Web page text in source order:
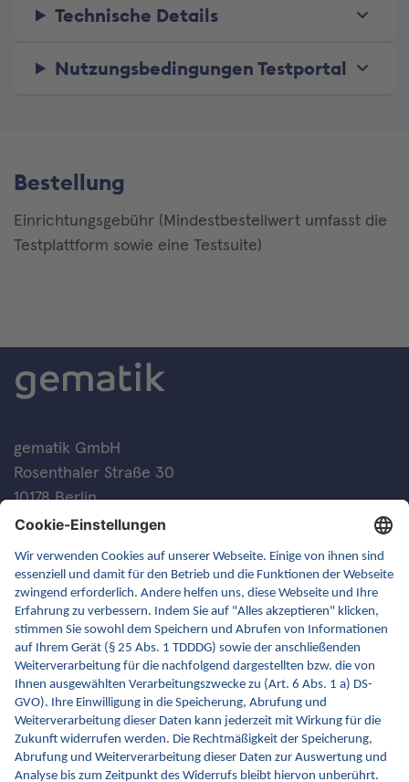
Technische Details
Nutzungsbedingungen Testportal
Bestellung
Einrichtungsgebühr (Mindestbestellwert umfasst die
Testplattform sowie eine Testsuite)
gematik GmbH
Rosenthaler Straße 30
10178 Berlin
Kontakt
FAQ
Newsletter
Fachveranstaltungen
Glossar